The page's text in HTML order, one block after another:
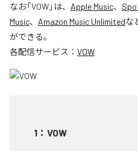
なお「VOW」は、 Apple Music、
Music、 Amazon Music Unlimitedな
ができる。
各配信サービス： VOW
1 ： VOW